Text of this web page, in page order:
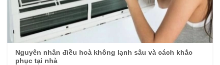
Nguyên nhân điều hoà không lạnh sâu và cách khắc
phục tại nhà